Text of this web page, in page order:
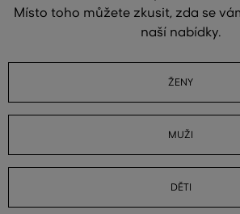
Místo toho můžete zkusit, zda se
naší nabídky.
ŽENY
MUŽI
DĚTI